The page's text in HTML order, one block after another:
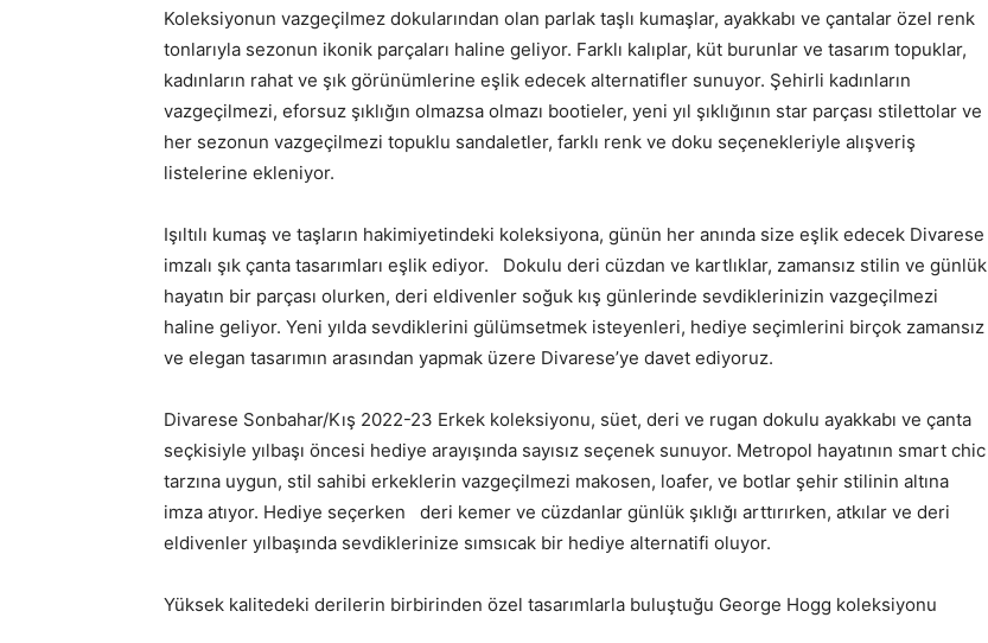
Koleksiyonun vazgeçilmez dokularından olan parlak taşlı kumaşlar, ayakkabı ve çantalar özel renk
tonlarıyla sezonun ikonik parçaları haline geliyor. Farklı kalıplar, küt burunlar ve tasarım topuklar,
kadınların rahat ve şık görünümlerine eşlik edecek alternatifler sunuyor. Şehirli kadınların
vazgeçilmezi, eforsuz şıklığın olmazsa olmazı bootieler, yeni yıl şıklığının star parçası stilettolar ve
her sezonun vazgeçilmezi topuklu sandaletler, farklı renk ve doku seçenekleriyle alışveriş
listelerine ekleniyor.
Işıltılı kumaş ve taşların hakimiyetindeki koleksiyona, günün her anında size eşlik edecek Divarese
imzalı şık çanta tasarımları eşlik ediyor. Dokulu deri cüzdan ve kartlıklar, zamansız stilin ve günlük
hayatın bir parçası olurken, deri eldivenler soğuk kış günlerinde sevdiklerinizin vazgeçilmezi
haline geliyor. Yeni yılda sevdiklerini gülümsetmek isteyenleri, hediye seçimlerini birçok zamansız
ve elegan tasarımın arasından yapmak üzere Divarese’ye davet ediyoruz.
Divarese Sonbahar/Kış 2022-23 Erkek koleksiyonu, süet, deri ve rugan dokulu ayakkabı ve çanta
seçkisiyle yılbaşı öncesi hediye arayışında sayısız seçenek sunuyor. Metropol hayatının smart chic
tarzına uygun, stil sahibi erkeklerin vazgeçilmezi makosen, loafer, ve botlar şehir stilinin altına
imza atıyor. Hediye seçerken deri kemer ve cüzdanlar günlük şıklığı arttırırken, atkılar ve deri
eldivenler yılbaşında sevdiklerinize sımsıcak bir hediye alternatifi oluyor.
Yüksek kalitedeki derilerin birbirinden özel tasarımlarla buluştuğu George Hogg koleksiyonu